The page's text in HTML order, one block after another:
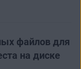
файлов для
на диске